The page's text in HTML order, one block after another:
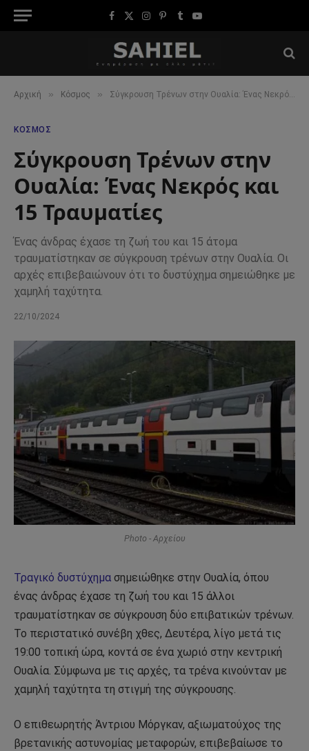
Facebook
X
Instagram
Pinterest
TumblrYouTube
Αρχική » Κόσμος » Σύγκρουση Τρένων στην Ουαλία: Ένας Νεκρός και 15 Τραυματίες
ΚΌΣΜΟΣ
Σύγκρουση Τρένων στην
Ουαλία: Ένας Νεκρός και
15 Τραυματίες
Ένας άνδρας έχασε τη ζωή του και 15 άτομα
τραυματίστηκαν σε σύγκρουση τρένων στην Ουαλία. Οι
αρχές επιβεβαιώνουν ότι το δυστύχημα σημειώθηκε με
χαμηλή ταχύτητα.
22/10/2024
Photo - Αρχείου
Τραγικό δυστύχημα σημειώθηκε στην Ουαλία, όπου
ένας άνδρας έχασε τη ζωή του και 15 άλλοι
τραυματίστηκαν σε σύγκρουση δύο επιβατικών τρένων.
Το περιστατικό συνέβη χθες, Δευτέρα, λίγο μετά τις
19:00 τοπική ώρα, κοντά σε ένα χωριό στην κεντρική
Ουαλία. Σύμφωνα με τις αρχές, τα τρένα κινούνταν με
χαμηλή ταχύτητα τη στιγμή της σύγκρουσης.
Ο επιθεωρητής Άντριου Μόργκαν, αξιωματούχος της
βρετανικής αστυνομίας μεταφορών, επιβεβαίωσε το